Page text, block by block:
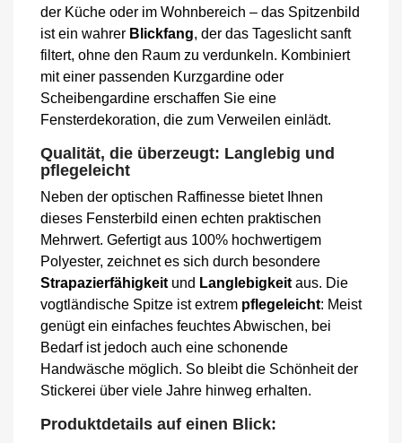
der Küche oder im Wohnbereich – das Spitzenbild
ist ein wahrer Blickfang, der das Tageslicht sanft
filtert, ohne den Raum zu verdunkeln. Kombiniert
mit einer passenden Kurzgardine oder
Scheibengardine erschaffen Sie eine
Fensterdekoration, die zum Verweilen einlädt.
Qualität, die überzeugt: Langlebig und
pflegeleicht
Neben der optischen Raffinesse bietet Ihnen
dieses Fensterbild einen echten praktischen
Mehrwert. Gefertigt aus 100% hochwertigem
Polyester, zeichnet es sich durch besondere
Strapazierfähigkeit und Langlebigkeit aus. Die
vogtländische Spitze ist extrem pflegeleicht: Meist
genügt ein einfaches feuchtes Abwischen, bei
Bedarf ist jedoch auch eine schonende
Handwäsche möglich. So bleibt die Schönheit der
Stickerei über viele Jahre hinweg erhalten.
Produktdetails auf einen Blick: